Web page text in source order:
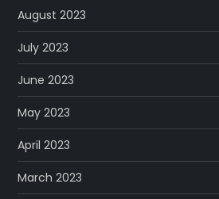
August 2023
July 2023
June 2023
May 2023
April 2023
March 2023